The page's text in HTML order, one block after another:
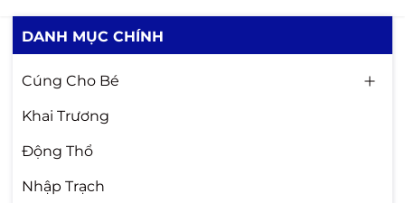
DANH MỤC CHÍNH
Cúng Cho Bé
Khai Trương
Động Thổ
Nhập Trạch